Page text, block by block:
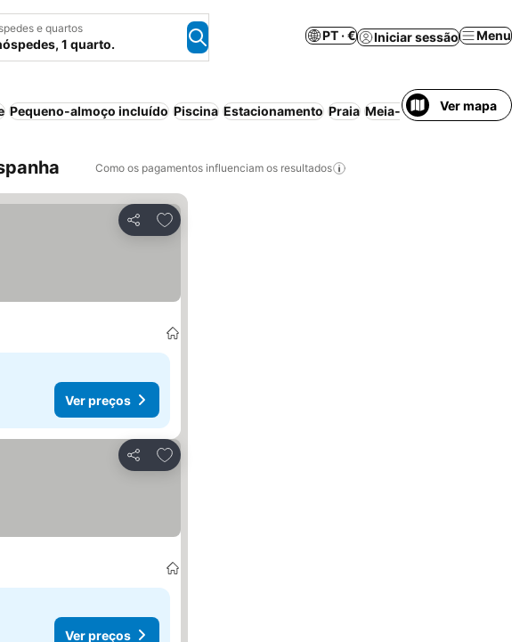
e quartos
1 quarto.
PT · € Iniciar sessão Menu
Pequeno-almoço incluído Piscina Estacionamento Praia Meia-pensãoVer mapa
Como os pagamentos influenciam os resultados
Partilhar
Adicionar aos favoritos
Ver preços
Partilhar
Adicionar aos favoritos
Ver preços